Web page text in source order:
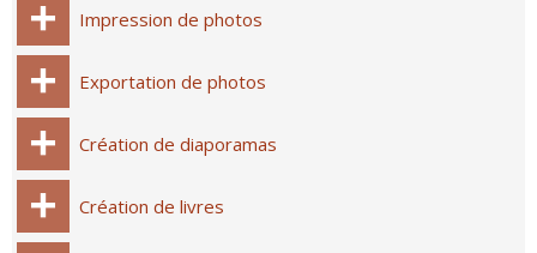
Impression de photos
Exportation de photos
Création de diaporamas
Création de livres